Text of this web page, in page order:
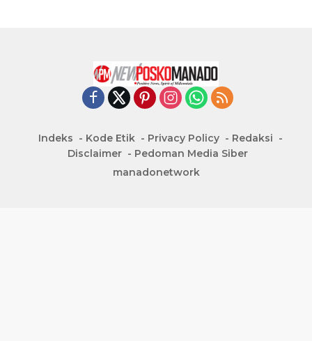
Indeks Kode Etik Privacy Policy
Redaksi
Disclaimer
Pedoman Media Siber
manadonetwork